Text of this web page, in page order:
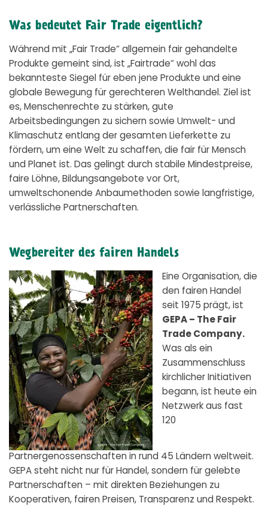
Was bedeutet Fair Trade eigentlich?
Während mit „Fair Trade“ allgemein fair gehandelte
Produkte gemeint sind, ist „Fairtrade“ wohl das
bekannteste Siegel für eben jene Produkte und eine
globale Bewegung für gerechteren Welthandel. Ziel ist
es, Menschenrechte zu stärken, gute
Arbeitsbedingungen zu sichern sowie Umwelt- und
Klimaschutz entlang der gesamten Lieferkette zu
fördern, um eine Welt zu schaffen, die fair für Mensch
und Planet ist. Das gelingt durch stabile Mindestpreise,
faire Löhne, Bildungsangebote vor Ort,
umweltschonende Anbaumethoden sowie langfristige,
verlässliche Partnerschaften.
Wegbereiter des fairen Handels
Eine Organisation, die
den fairen Handel
seit 1975 prägt, ist
GEPA – The Fair
Trade Company.
Was als ein
Zusammenschluss
kirchlicher Initiativen
begann, ist heute ein
Netzwerk aus fast
120
Partnergenossenschaften in rund 45 Ländern weltweit.
GEPA steht nicht nur für Handel, sondern für gelebte
Partnerschaften – mit direkten Beziehungen zu
Kooperativen, fairen Preisen, Transparenz und Respekt.